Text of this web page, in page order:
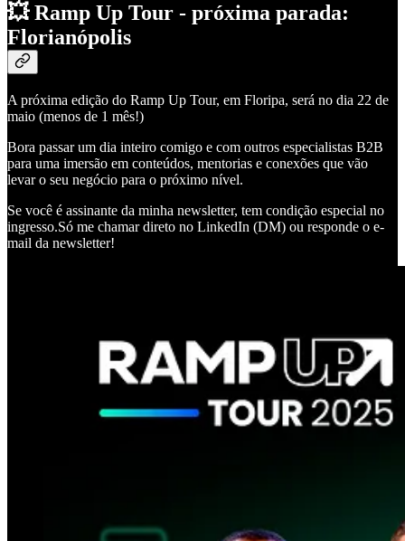
💥 Ramp Up Tour - próxima parada:
Florianópolis
A próxima edição do Ramp Up Tour, em Floripa, será no dia 22 de
maio (menos de 1 mês!)
Bora passar um dia inteiro comigo e com outros especialistas B2B
para uma imersão em conteúdos, mentorias e conexões que vão
levar o seu negócio para o próximo nível.
Se você é assinante da minha newsletter, tem condição especial no
ingresso.Só me chamar direto no LinkedIn (DM) ou responde o e-
mail da newsletter!